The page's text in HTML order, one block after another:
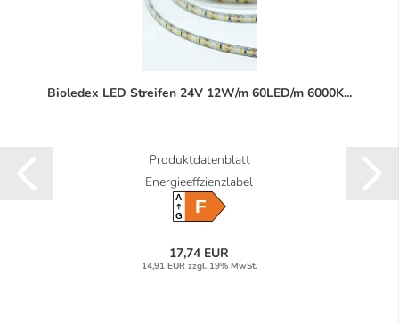
Bioledex LED Streifen 24V 12W/m 60LED/m 6000K...
Produktdatenblatt
Energieeffzienzlabel
A
GF
17,74 EUR
14,91 EUR zzgl. 19% MwSt.